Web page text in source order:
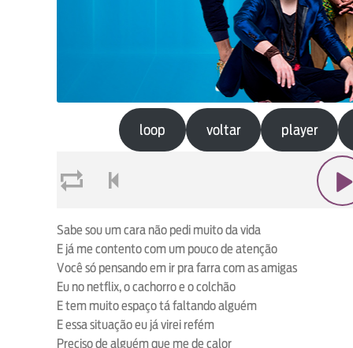
loop voltar player
Sabe sou um cara não pedi muito da vida
E já me contento com um pouco de atenção
Você só pensando em ir pra farra com as amigas
Eu no netflix, o cachorro e o colchão
E tem muito espaço tá faltando alguém
E essa situação eu já virei refém
Preciso de alguém que me de calor